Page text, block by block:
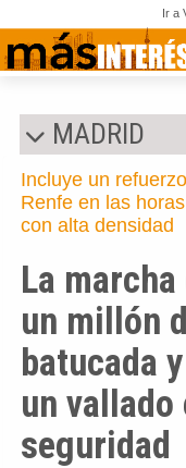
Ir a
MADRID
Incluye un
Renfe en las
con alta densidad
La
un millón
batucada
un vallado
seguridad